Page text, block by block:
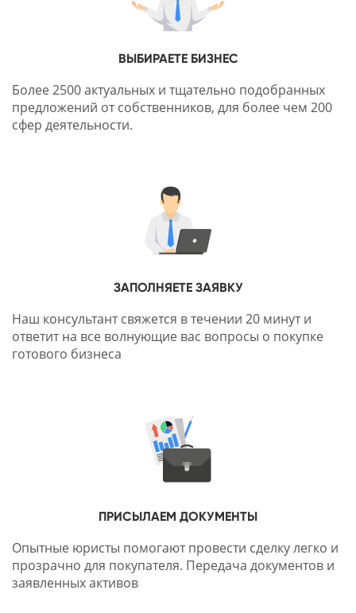
ВЫБИРАЕТЕ БИЗНЕС
Более 2500 актуальных и тщательно подобранных
предложений от собственников, для более чем 200
сфер деятельности.
ЗАПОЛНЯЕТЕ ЗАЯВКУ
Наш консультант свяжется в течении 20 минут и
ответит на все волнующие вас вопросы о покупке
готового бизнеса
ПРИСЫЛАЕМ ДОКУМЕНТЫ
Опытные юристы помогают провести сделку легко и
прозрачно для покупателя. Передача документов и
заявленных активов